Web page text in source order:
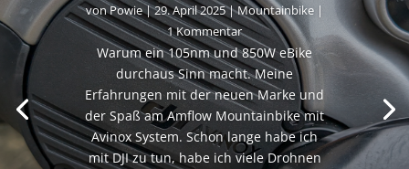
vonPowie|29. April 2025|Mountainbike |
1 Kommentar
Warum ein 105nm und 850W eBike
durchaus Sinn macht. Meine
Erfahrungen mit der neuen Marke und
der Spaß am Amflow Mountainbike mit
Avinox System. Schon lange habe ich
mit DJI zu tun, habe ich viele Drohnen